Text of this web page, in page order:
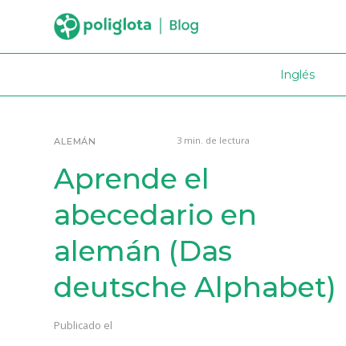
Inglés
ALEMÁN 3 min. de lectura
Aprende el
abecedario en
alemán (Das
deutsche Alphabet)
Publicado el